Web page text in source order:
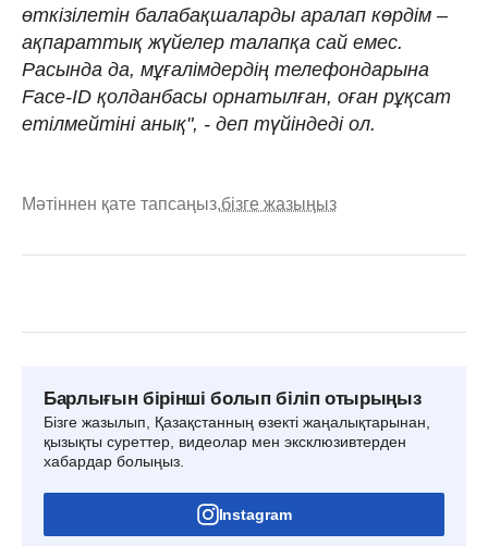
өткізілетін балабақшаларды аралап көрдім –
ақпараттық жүйелер талапқа сай емес.
Расында да, мұғалімдердің телефондарына
Face-ID қолданбасы орнатылған, оған рұқсат
етілмейтіні анық", - деп түйіндеді ол.
Мәтіннен қате тапсаңыз,бізге жазыңыз
Барлығын бірінші болып біліп отырыңыз
Бізге жазылып, Қазақстанның өзекті жаңалықтарынан,
қызықты суреттер, видеолар мен эксклюзивтерден
хабардар болыңыз.
Instagram